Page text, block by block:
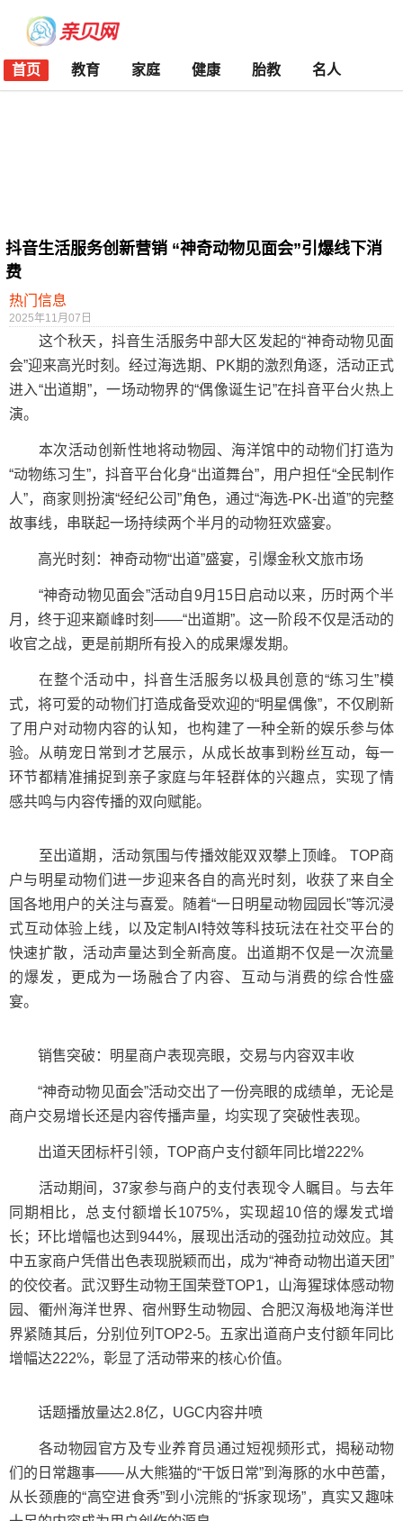
首页 教育 家庭 健康 胎教 名人
抖音生活服务创新营销 “神奇动物见面会”引爆线下消
费
热门信息
2025年11月07日
这个秋天，抖音生活服务中部大区发起的“神奇动物见面
会”迎来高光时刻。经过海选期、PK期的激烈角逐，活动正式
进入“出道期”，一场动物界的“偶像诞生记”在抖音平台火热上
演。
本次活动创新性地将动物园、海洋馆中的动物们打造为
“动物练习生”，抖音平台化身“出道舞台”，用户担任“全民制作
人”，商家则扮演“经纪公司”角色，通过“海选-PK-出道”的完整
故事线，串联起一场持续两个半月的动物狂欢盛宴。
高光时刻：神奇动物“出道”盛宴，引爆金秋文旅市场
“神奇动物见面会”活动自9月15日启动以来，历时两个半
月，终于迎来巅峰时刻——“出道期”。这一阶段不仅是活动的
收官之战，更是前期所有投入的成果爆发期。
在整个活动中，抖音生活服务以极具创意的“练习生”模
式，将可爱的动物们打造成备受欢迎的“明星偶像”，不仅刷新
了用户对动物内容的认知，也构建了一种全新的娱乐参与体
验。从萌宠日常到才艺展示，从成长故事到粉丝互动，每一
环节都精准捕捉到亲子家庭与年轻群体的兴趣点，实现了情
感共鸣与内容传播的双向赋能。
至出道期，活动氛围与传播效能双双攀上顶峰。 TOP商
户与明星动物们进一步迎来各自的高光时刻，收获了来自全
国各地用户的关注与喜爱。随着“一日明星动物园园长”等沉浸
式互动体验上线，以及定制AI特效等科技玩法在社交平台的
快速扩散，活动声量达到全新高度。出道期不仅是一次流量
的爆发，更成为一场融合了内容、互动与消费的综合性盛
宴。
销售突破：明星商户表现亮眼，交易与内容双丰收
“神奇动物见面会”活动交出了一份亮眼的成绩单，无论是
商户交易增长还是内容传播声量，均实现了突破性表现。
出道天团标杆引领，TOP商户支付额年同比增222%
活动期间，37家参与商户的支付表现令人瞩目。与去年
同期相比，总支付额增长1075%，实现超10倍的爆发式增
长；环比增幅也达到944%，展现出活动的强劲拉动效应。其
中五家商户凭借出色表现脱颖而出，成为“神奇动物出道天团”
的佼佼者。武汉野生动物王国荣登TOP1，山海猩球体感动物
园、衢州海洋世界、宿州野生动物园、合肥汉海极地海洋世
界紧随其后，分别位列TOP2-5。五家出道商户支付额年同比
增幅达222%，彰显了活动带来的核心价值。
话题播放量达2.8亿，UGC内容井喷
各动物园官方及专业养育员通过短视频形式，揭秘动物
们的日常趣事——从大熊猫的“干饭日常”到海豚的水中芭蕾，
从长颈鹿的“高空进食秀”到小浣熊的“拆家现场”，真实又趣味